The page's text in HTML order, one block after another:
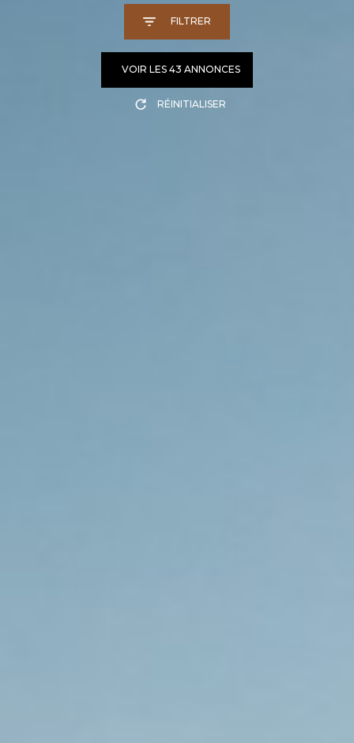
FILTRER
VOIR LES 43 ANNONCES
RÉINITIALISER